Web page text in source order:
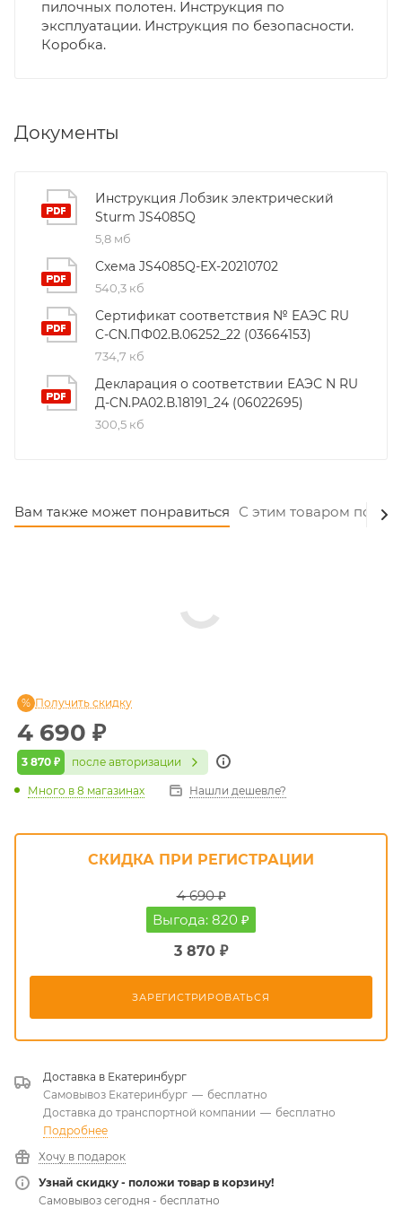
пилочных полотен. Инструкция по
эксплуатации. Инструкция по безопасности.
Коробка.
Документы
Инструкция Лобзик электрический
Sturm JS4085Q
5,8 мб
Схема JS4085Q-EX-20210702
540,3 кб
Сертификат соответствия № ЕАЭС RU
C-CN.ПФ02.В.06252_22 (03664153)
734,7 кб
Декларация о соответствии ЕАЭС N RU
Д-CN.РА02.В.18191_24 (06022695)
300,5 кб
Вам также может понравиться С этим товаром
4 690 ₽
3 870 ₽ после авторизации
Получить скидку
Много в 8 магазинах Нашли дешевле?
СКИДКА ПРИ РЕГИСТРАЦИИ
4 690 ₽
Выгода: 820 ₽
3 870 ₽
ЗАРЕГИСТРИРОВАТЬСЯ
Доставка в Екатеринбург
Самовывоз Екатеринбург — бесплатно
Доставка до транспортной компании — бесплатно
Подробнее
Хочу в подарок
Узнай скидку - положи товар в корзину!
Самовывоз сегодня - бесплатно